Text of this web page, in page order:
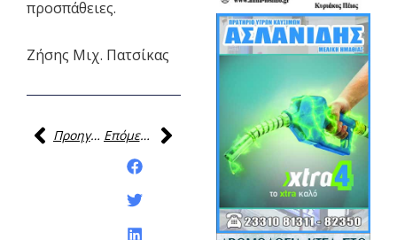
προσπάθειες.
Ζήσης Μιχ. Πατσίκας
Προηγούμενη
Επόμενη